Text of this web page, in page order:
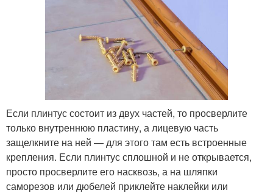
Если плинтус состоит из двух частей, то просверлите
только внутреннюю пластину, а лицевую часть
защелкните на ней — для этого там есть встроенные
крепления. Если плинтус сплошной и не открывается,
просто просверлите его насквозь, а на шляпки
саморезов или дюбелей приклейте наклейки или